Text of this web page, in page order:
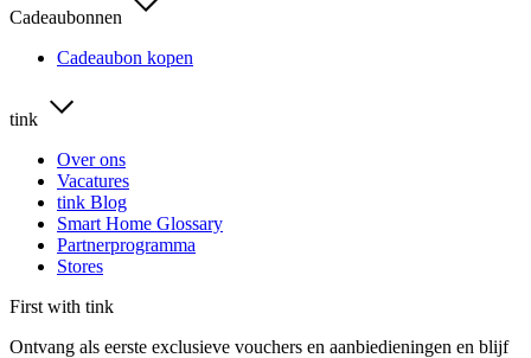
Cadeaubonnen
Cadeaubon kopen
tink
Over ons
Vacatures
tink Blog
Smart Home Glossary
Partnerprogramma
Stores
First with tink
Ontvang als eerste exclusieve vouchers en aanbiedieningen en blijf